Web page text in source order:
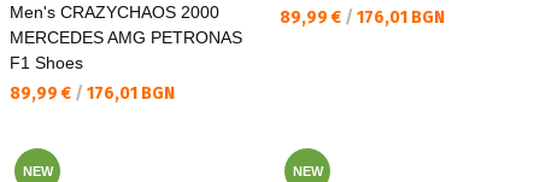
Men's CRAZYCHAOS 2000
MERCEDES AMG PETRONAS
F1 Shoes
Текуща цена:
89,99 € / 176,01 BGN
Текуща цена:
89,99 € / 176,01 BGN
NEW NEW